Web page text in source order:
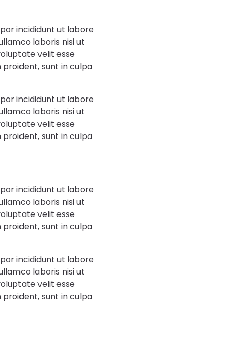
incididunt ut labore
laboris nisi ut
velit esse
sunt in culpa
incididunt ut labore
laboris nisi ut
velit esse
sunt in culpa
incididunt ut labore
laboris nisi ut
velit esse
sunt in culpa
incididunt ut labore
laboris nisi ut
velit esse
sunt in culpa